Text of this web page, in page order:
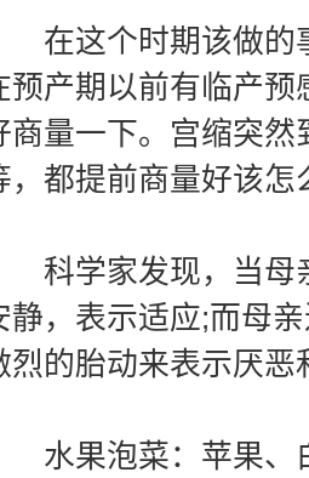
个时期该做的事
预产期以前有临产
商量一下。宫缩突
，都提前商量好该怎
家发现，当母亲
静，表示适应;而母
烈的胎动来表示厌恶
泡菜：苹果、白